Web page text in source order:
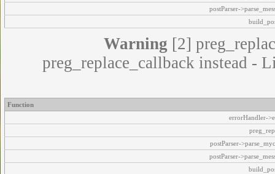
postParser-
Warning [2]
preg_replace_callback instead -
Function
errorHandler-
postParser-
postParser-